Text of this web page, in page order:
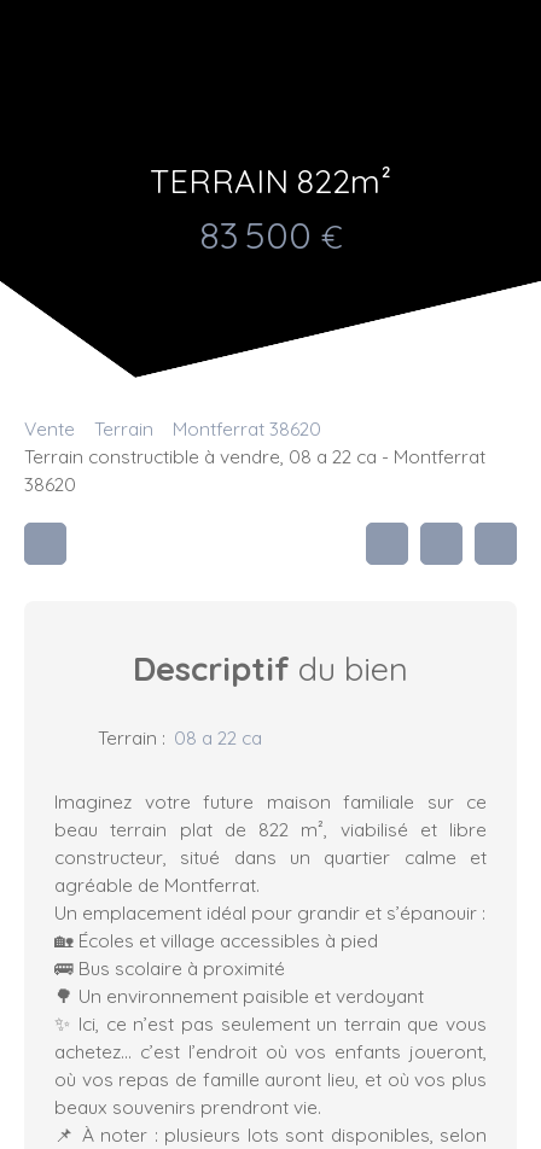
TERRAIN 822m²
83 500 €
Vente Terrain
Montferrat 38620
Terrain constructible à vendre, 08 a 22 ca - Montferrat
38620
Descriptif du bien
Terrain : 08 a 22 ca
Imaginez votre future maison familiale sur ce
beau terrain plat de 822 m², viabilisé et libre
constructeur, situé dans un quartier calme et
agréable de Montferrat.
Un emplacement idéal pour grandir et s’épanouir :
🏡 Écoles et village accessibles à pied
🚌 Bus scolaire à proximité
🌳 Un environnement paisible et verdoyant
✨ Ici, ce n’est pas seulement un terrain que vous
achetez… c’est l’endroit où vos enfants joueront,
où vos repas de famille auront lieu, et où vos plus
beaux souvenirs prendront vie.
📌 À noter : plusieurs lots sont disponibles, selon